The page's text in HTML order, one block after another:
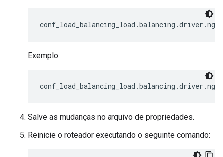
Exemplo:
Salve as mudanças no arquivo de propriedades.
Reinicie o roteador executando o seguinte comando: